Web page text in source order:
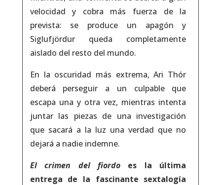
velocidad y cobra más fuerza de la
prevista: se produce un apagón y
Siglufjördur queda completamente
aislado del resto del mundo.
En la oscuridad más extrema, Ari Thór
deberá perseguir a un culpable que
escapa una y otra vez, mientras intenta
juntar las piezas de una investigación
que sacará a la luz una verdad que no
dejará a nadie indemne.
El crimen del fiordo es la última
entrega de la fascinante sextalogía